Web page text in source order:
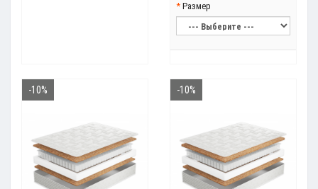
Размер
-10% -10%